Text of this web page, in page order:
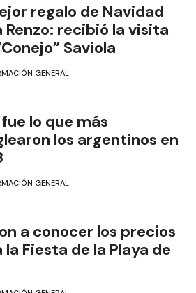
regalo de Navidad
Renzo: recibió la visita
Saviola
GENERAL
lo que más
los argentinos en
GENERAL
a conocer los precios
la Fiesta de la Playa de